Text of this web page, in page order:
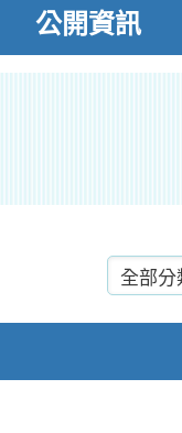
公開資訊
分類項目